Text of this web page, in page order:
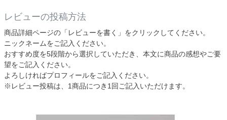
レビューの投稿方法
商品詳細ページの「レビューを書く」をクリックしてください。
ニックネームをご記入ください。
おすすめ度を5段階から選択していただき、本文に商品の感想やご要
望をご記入ください。
よろしければプロフィールをご記入ください。
※レビュー投稿は、1商品につき1回ご記入いただけます。